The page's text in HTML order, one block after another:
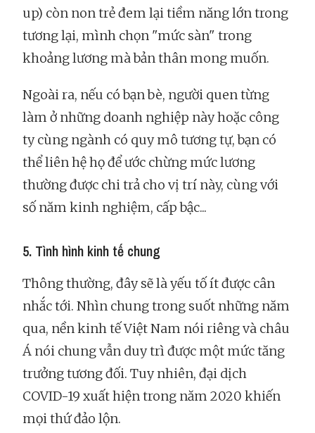
up) còn non trẻ đem lại tiềm năng lớn trong
tương lại, mình chọn "mức sàn" trong
khoảng lương mà bản thân mong muốn.
Ngoài ra, nếu có bạn bè, người quen từng
làm ở những doanh nghiệp này hoặc công
ty cùng ngành có quy mô tương tự, bạn có
thể liên hệ họ để ước chừng mức lương
thường được chi trả cho vị trí này, cùng với
số năm kinh nghiệm, cấp bậc...
5. Tình hình kinh tế chung
Thông thường, đây sẽ là yếu tố ít được cân
nhắc tới. Nhìn chung trong suốt những năm
qua, nền kinh tế Việt Nam nói riêng và châu
Á nói chung vẫn duy trì được một mức tăng
trưởng tương đối. Tuy nhiên, đại dịch
COVID-19 xuất hiện trong năm 2020 khiến
mọi thứ đảo lộn.